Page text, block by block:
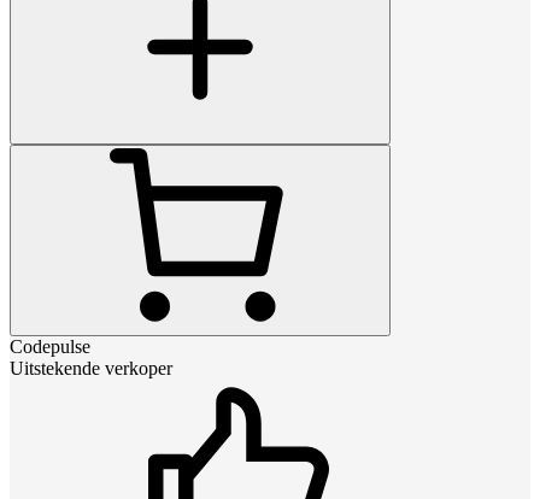
Codepulse
Uitstekende verkoper